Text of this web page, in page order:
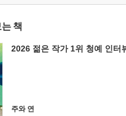
책
2026 젊은 작가 1위 청예 인터
주와 연